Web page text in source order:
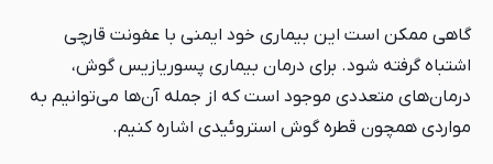
گاهی ممکن است این بیماری خود ایمنی با عفونت قارچی
اشتباه گرفته شود. برای درمان بیماری پسوریازیس گوش،
درمان‌های متعددی موجود است که از جمله آن‌ها می‌توانیم به
مواردی همچون قطره گوش استروئیدی اشاره کنیم.